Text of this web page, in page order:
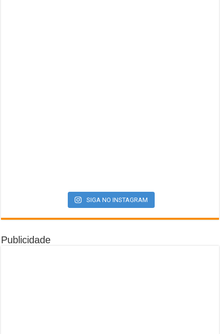
SIGA NO INSTAGRAM
Publicidade